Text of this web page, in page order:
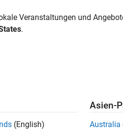
useful was this information?
Veranstaltungen und
.
(English)
Asien-
Australia